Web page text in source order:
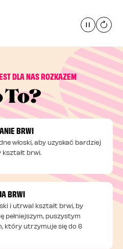
Pause
DLA NAS ROZKAZEM
To?
BRWI
włoski, aby uzyskać bardziej
brwi.
BRWI
i utrwal kształt brwi, by
pełniejszym, puszystym
który utrzymuje się do 6